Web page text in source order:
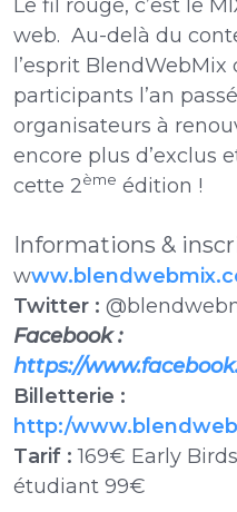
Le fil rouge, c’est le
web. Au-delà du
l’esprit
participants l’an
organisateurs à
encore plus d’exclus
cette 2ème édition !
Informations &
w
Twitter :
Facebook :
https://
Billetterie :
http:/
Tarif : 169€ Early
étudiant 99€